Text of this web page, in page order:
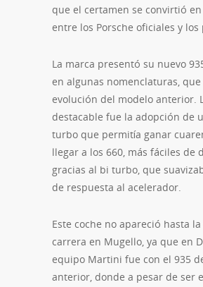
que el certamen se convirtió
entre los Porsche oficiales y los
La marca presentó su nuevo
en algunas nomenclaturas,
evolución del modelo anterior.
destacable fue la adopción de
turbo que permitía ganar
llegar a los 660, más fáciles de
gracias al bi turbo, que
de respuesta al acelerador.
Este coche no apareció hasta
carrera en Mugello, ya que en
equipo Martini fue con el 935
anterior, donde a pesar de ser